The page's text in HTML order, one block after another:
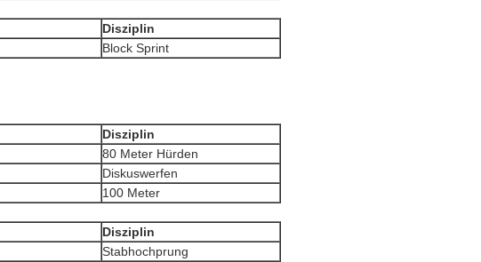
Disziplin
Block Sprint
Disziplin
80 Meter Hürden
Diskuswerfen
100 Meter
Disziplin
Stabhochprung